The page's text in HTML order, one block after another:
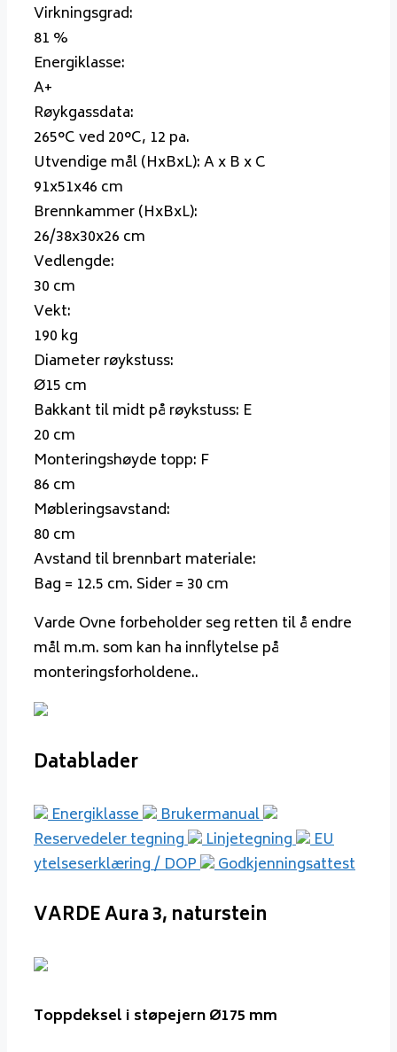
Virkningsgrad:
81 %
Energiklasse:
A+
Røykgassdata:
265°C ved 20°C, 12 pa.
Utvendige mål (HxBxL):A x B x C
91x51x46 cm
Brennkammer (HxBxL):
26/38x30x26 cm
Vedlengde:
30 cm
Vekt:
190 kg
Diameter røykstuss:
Ø15 cm
Bakkant til midt på røykstuss: E
20 cm
Monteringshøyde topp: F
86 cm
Møbleringsavstand:
80 cm
Avstand til brennbart materiale:
Bag = 12.5 cm. Sider = 30 cm
Varde Ovne forbeholder seg retten til å endre
mål m.m. som kan ha innflytelse på
monteringsforholdene..
Datablader
Energiklasse
Brukermanual
Reservedeler tegning
Linjetegning
EU
ytelseserklæring / DOP
Godkjenningsattest
VARDE Aura 3, naturstein
Toppdeksel i støpejern Ø175 mm